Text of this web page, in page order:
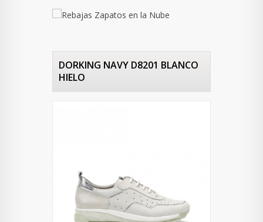
DORKING NAVY D8201 BLANCO
HIELO